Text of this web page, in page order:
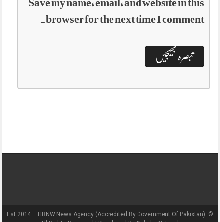
Save my name, email, and website in this
browser for the next time I comment.
Est 2014 – HRNW News Agency (Accredited By Government Of Pakistan). ©